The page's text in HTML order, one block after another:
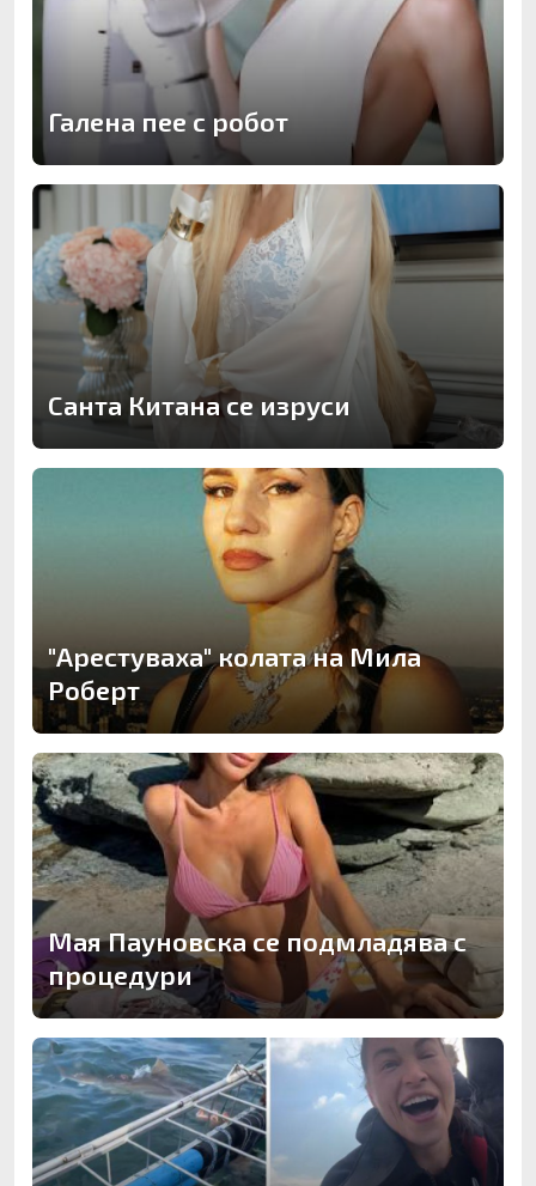
Галена пее с робот
Санта Китана се изруси
"Арестуваха" колата на Мила
Роберт
Мая Пауновска се подмладява с
процедури